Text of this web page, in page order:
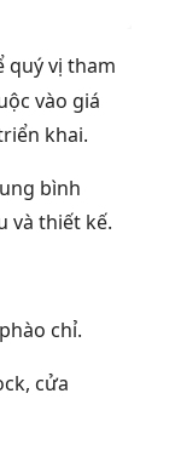
quý vị tham
vào giá
khai.
bình
và thiết kế.
chỉ.
cửa